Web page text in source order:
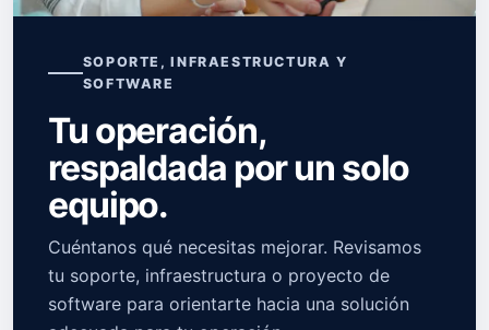
SOPORTE, INFRAESTRUCTURA Y
SOFTWARE
Tu operación,
respaldada por un solo
equipo.
Cuéntanos qué necesitas mejorar. Revisamos
tu soporte, infraestructura o proyecto de
software para orientarte hacia una solución